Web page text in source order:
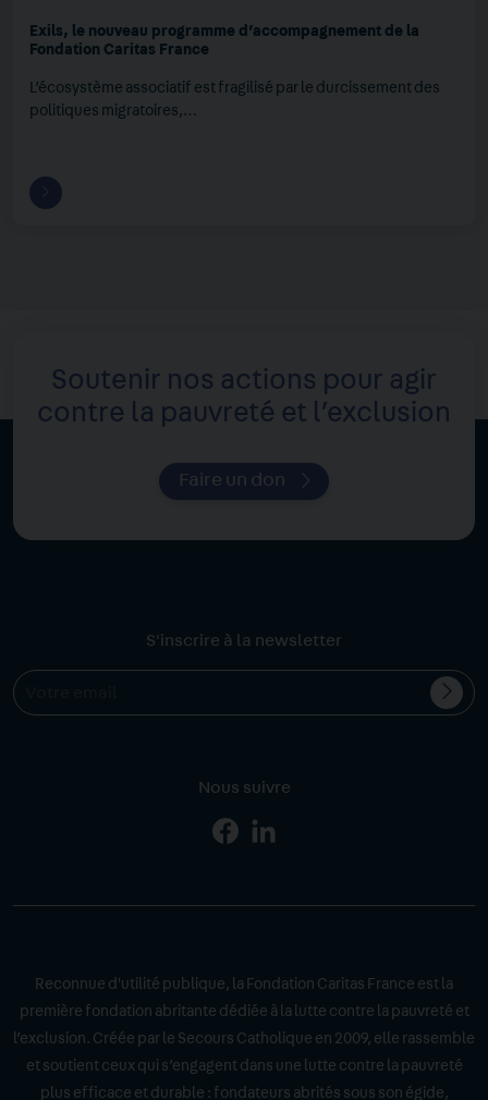
Exils, le nouveau programme d’accompagnement de la
Fondation Caritas France
L’écosystème associatif est fragilisé par le durcissement des
politiques migratoires,…
Soutenir nos actions pour agir
contre la pauvreté et l’exclusion
Faire un don
S'inscrire à la newsletter
Nous suivre
Page Page
Reconnue d'utilité publique, la Fondation Caritas France est la
première fondation abritante dédiée à la lutte contre la pauvreté et
l’exclusion. Créée par le Secours Catholique en 2009, elle rassemble
et soutient ceux qui s’engagent dans une lutte contre la pauvreté
plus efficace et durable : fondateurs abrités sous son égide,